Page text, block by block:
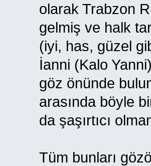
olarak Trabzon
gelmiş ve halk
(iyi, has, güzel
İanni (Kalo
göz önünde
arasında böyle
da şaşırtıcı
Tüm bunları